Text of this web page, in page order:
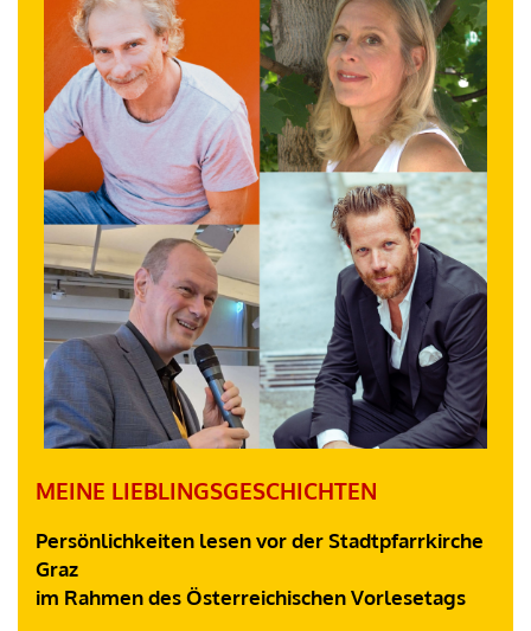
MEINE LIEBLINGSGESCHICHTEN
Persönlichkeiten lesen vor der Stadtpfarrkirche
Graz
im Rahmen des Österreichischen Vorlesetags